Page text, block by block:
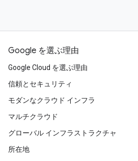
Google を選ぶ理由
Google Cloud を選ぶ理由
信頼とセキュリティ
モダンなクラウド インフラ
マルチクラウド
グローバル インフラストラクチャ
所在地